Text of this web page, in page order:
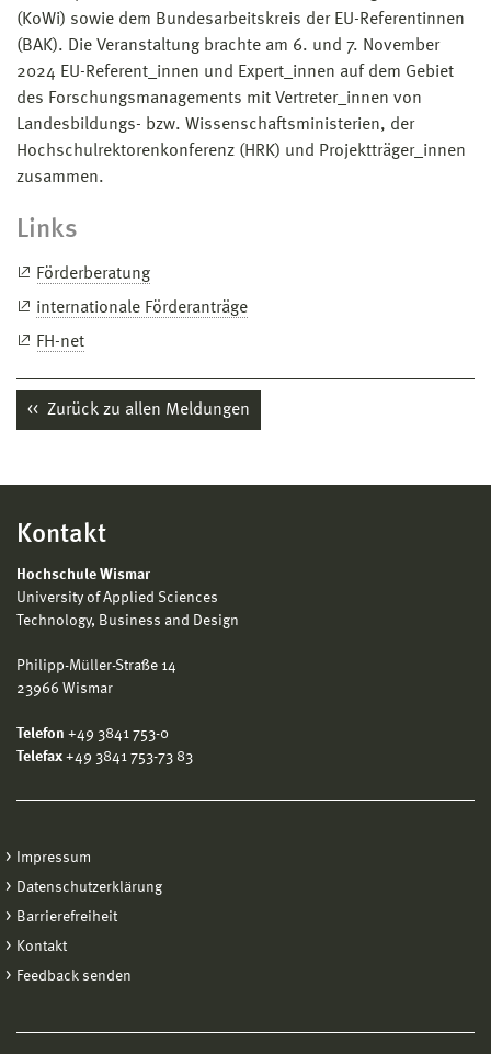
(KoWi) sowie dem Bundesarbeitskreis der EU-Referentinnen
(BAK). Die Veranstaltung brachte am 6. und 7. November
2024 EU-Referent_innen und Expert_innen auf dem Gebiet
des Forschungsmanagements mit Vertreter_innen von
Landesbildungs- bzw. Wissenschaftsministerien, der
Hochschulrektorenkonferenz (HRK) und Projektträger_innen
zusammen.
Links
Förderberatung
internationale Förderanträge
FH-net
Zurück zu allen Meldungen
Kontakt
Hochschule Wismar
University of Applied Sciences
Technology, Business and Design
Philipp-Müller-Straße 14
23966 Wismar
Telefon +49 3841 753-0
Telefax +49 3841 753-73 83
Impressum
Datenschutzerklärung
Barrierefreiheit
Kontakt
Feedback senden